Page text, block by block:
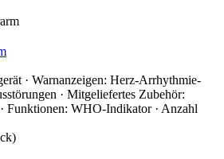
· Warnanzeigen: Herz-Arrhythmie-
· Mitgeliefertes Zubehör:
Funktionen: WHO-Indikator · Anzahl